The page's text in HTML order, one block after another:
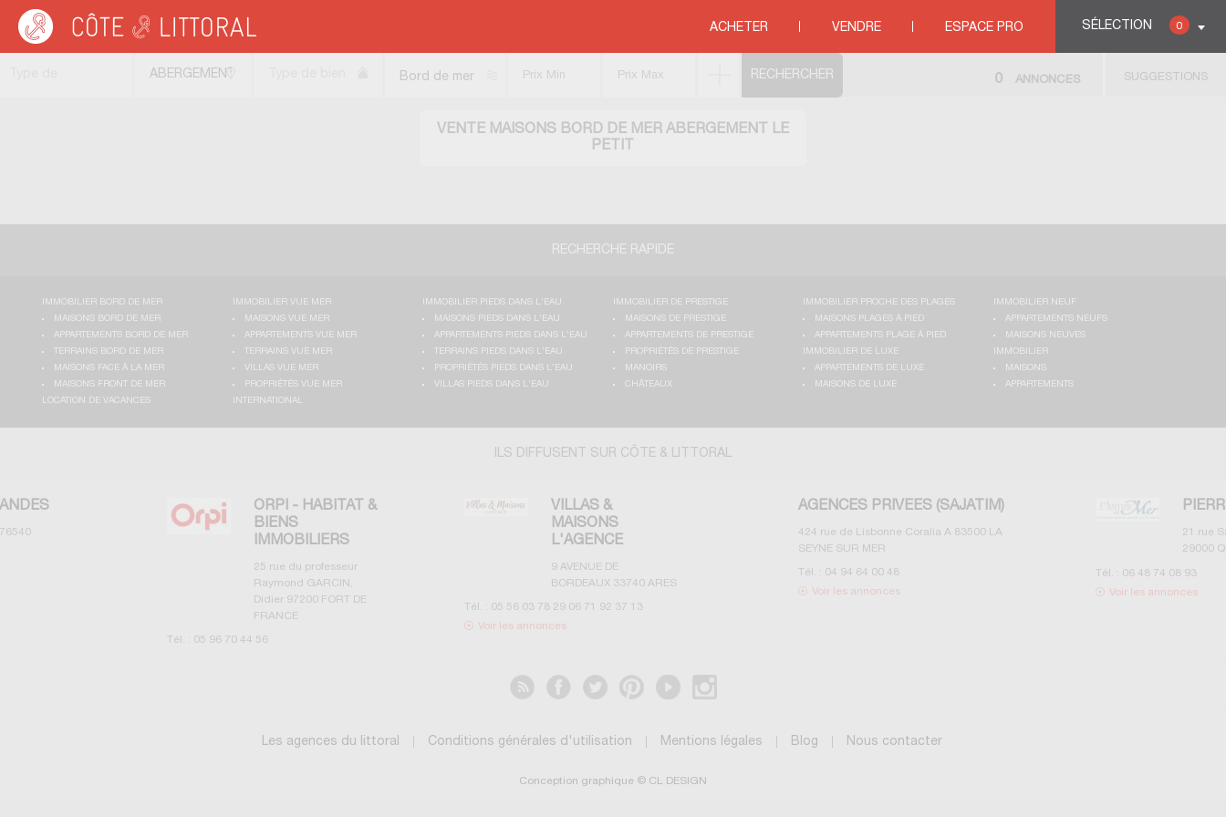
SÉLECTION 0
ACHETER VENDRE ESPACE PRO
Côte & Littoral > Immobilier bord de mer>Maisons bord de mer
VENTE MAISONS BORD DE MER ABERGEMENT LE
PETIT
ABERGEMENT
Bord de mer SUGGESTIONS
0 ANNONCES
RECHERCHE RAPIDE
IMMOBILIER BORD DE MER
MAISONS BORD DE MER
APPARTEMENTS BORD DE MER
TERRAINS BORD DE MER
MAISONS FACE À LA MER
MAISONS FRONT DE MER
IMMOBILIER VUE MER
MAISONS VUE MER
APPARTEMENTS VUE MER
TERRAINS VUE MER
VILLAS VUE MER
PROPRIÉTÉS VUE MER
IMMOBILIER PIEDS DANS L'EAU
MAISONS PIEDS DANS L'EAU
APPARTEMENTS PIEDS DANS L'EAU
TERRAINS PIEDS DANS L'EAU
PROPRIÉTÉS PIEDS DANS L'EAU
VILLAS PIEDS DANS L'EAU
IMMOBILIER DE PRESTIGE
MAISONS DE PRESTIGE
APPARTEMENTS DE PRESTIGE
PROPRIÉTÉS DE PRESTIGE
MANOIRS
CHÂTEAUX
IMMOBILIER PROCHE DES PLAGES
MAISONS PLAGES À PIED
APPARTEMENTS PLAGE À PIED
IMMOBILIER NEUF
APPARTEMENTS NEUFS
MAISONS NEUVES
IMMOBILIER DE LUXE
APPARTEMENTS DE LUXE
MAISONS DE LUXE
IMMOBILIER
MAISONS
APPARTEMENTS
LOCATION DE VACANCES
INTERNATIONAL
ILS DIFFUSENT SUR CÔTE & LITTORAL
ORPI - HABITAT &
BIENS
IMMOBILIERS
25 rue du professeur
Raymond GARCIN,
FORT DE
05 96 70 44 56
VILLAS &
33740 ARES
05 56 03 78 29 06 71 92 37 13
Voir les annonces
AGENCES PRIVEES (SAJATIM)
424 rue de Lisbonne Coralia A 83500 LA
SEYNE SUR MER
04 94 64 00 48
Voir les annonces
PIERRES ET MER
21 rue Saint Mathieu
QUIMPER
06 48 74 08 93
Voir les annonces
Les agences du littoral Conditions générales d'utilisation Mentions légales Blog Nous contacter
Conception graphique © CL DESIGN